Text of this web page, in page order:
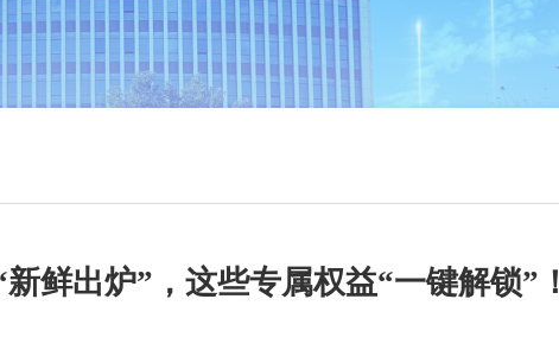
鲜出炉”，这些专属权益“一键解锁”！